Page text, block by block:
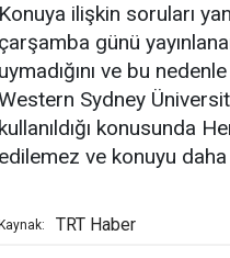
Konuya ilişkin soruları
çarşamba günü
uymadığını ve bu
Sydney
kullanıldığı konusunda
edilemez ve konuyu
Kaynak: TRT Haber